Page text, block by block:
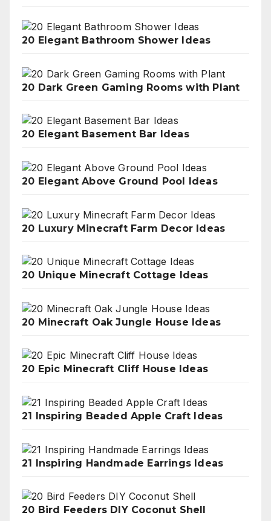
20 Elegant Bathroom Shower Ideas
20 Dark Green Gaming Rooms with Plant
20 Elegant Basement Bar Ideas
20 Elegant Above Ground Pool Ideas
20 Luxury Minecraft Farm Decor Ideas
20 Unique Minecraft Cottage Ideas
20 Minecraft Oak Jungle House Ideas
20 Epic Minecraft Cliff House Ideas
21 Inspiring Beaded Apple Craft Ideas
21 Inspiring Handmade Earrings Ideas
20 Bird Feeders DIY Coconut Shell